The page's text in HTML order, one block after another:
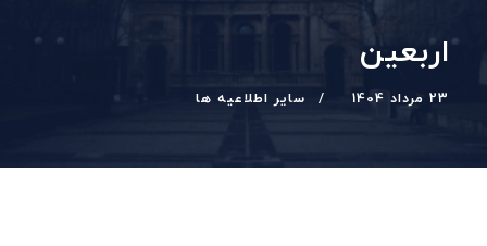
اربعین
23 مرداد 1404 سایر اطلاعیه ها